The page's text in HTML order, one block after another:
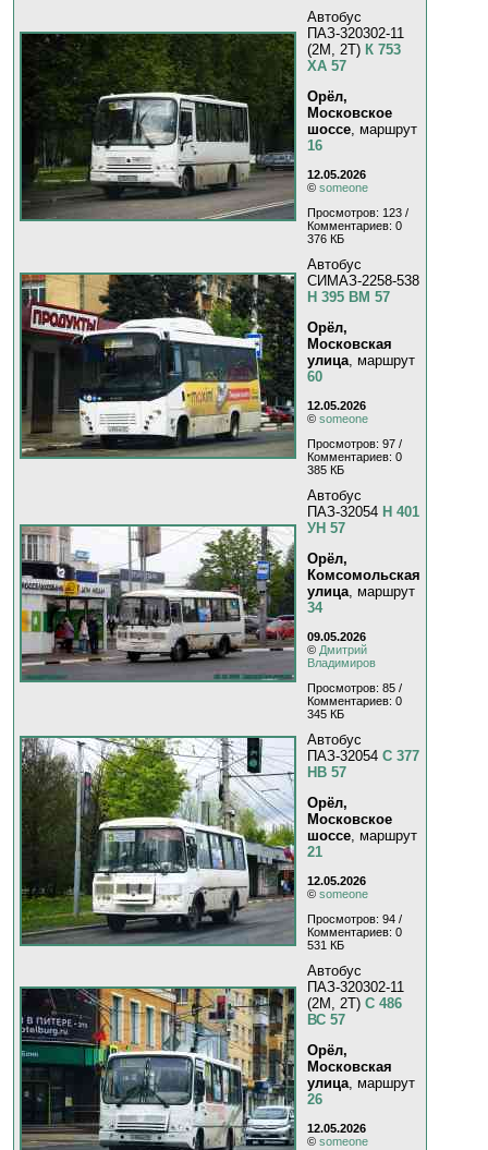
Автобус
ПАЗ-320302-11
(2M, 2T) К 753
ХА 57
Орёл,
Московское
шоссе, маршрут
16
12.05.2026
© someone
Просмотров: 123 /
Комментариев: 0
376 КБ
Автобус
СИМАЗ-2258-538
Н 395 ВМ 57
Орёл,
Московская
улица, маршрут
60
12.05.2026
© someone
Просмотров: 97 /
Комментариев: 0
385 КБ
Автобус
ПАЗ-32054 Н 401
УН 57
Орёл,
Комсомольская
улица, маршрут
34
09.05.2026
© Дмитрий
Владимиров
Просмотров: 85 /
Комментариев: 0
345 КБ
Автобус
ПАЗ-32054 С 377
НВ 57
Орёл,
Московское
шоссе, маршрут
21
12.05.2026
© someone
Просмотров: 94 /
Комментариев: 0
531 КБ
Автобус
ПАЗ-320302-11
(2M, 2T) С 486
ВС 57
Орёл,
Московская
улица, маршрут
26
12.05.2026
© someone